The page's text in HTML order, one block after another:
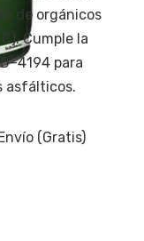
de orgánicos
Cumple la
para
asfálticos.
(Gratis)